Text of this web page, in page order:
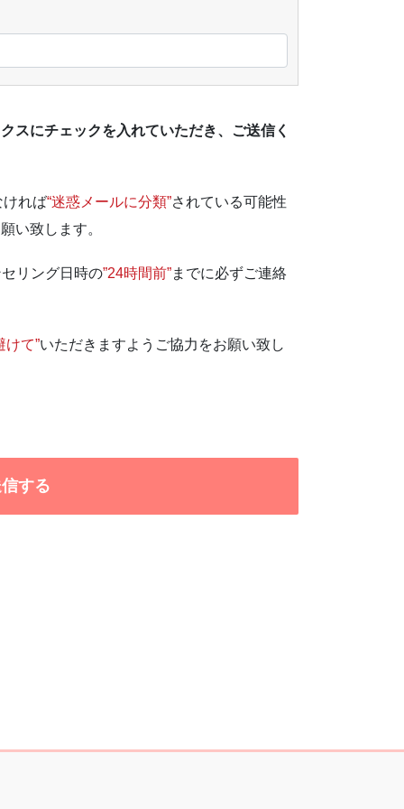
スにチェックを入れていただき、 ご送信く
れば“迷惑メールに分類”されている可能性
い致します。
リング日時の”24時間前”までに必ずご連絡
けて”いただきますようご協力をお願い致し